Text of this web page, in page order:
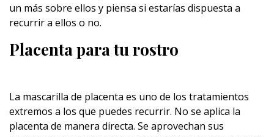
un más sobre ellos y piensa si estarías dispuesta a
recurrir a ellos o no.
Placenta para tu rostro
La mascarilla de placenta es uno de los tratamientos
extremos a los que puedes recurrir. No se aplica la
placenta de manera directa. Se aprovechan sus